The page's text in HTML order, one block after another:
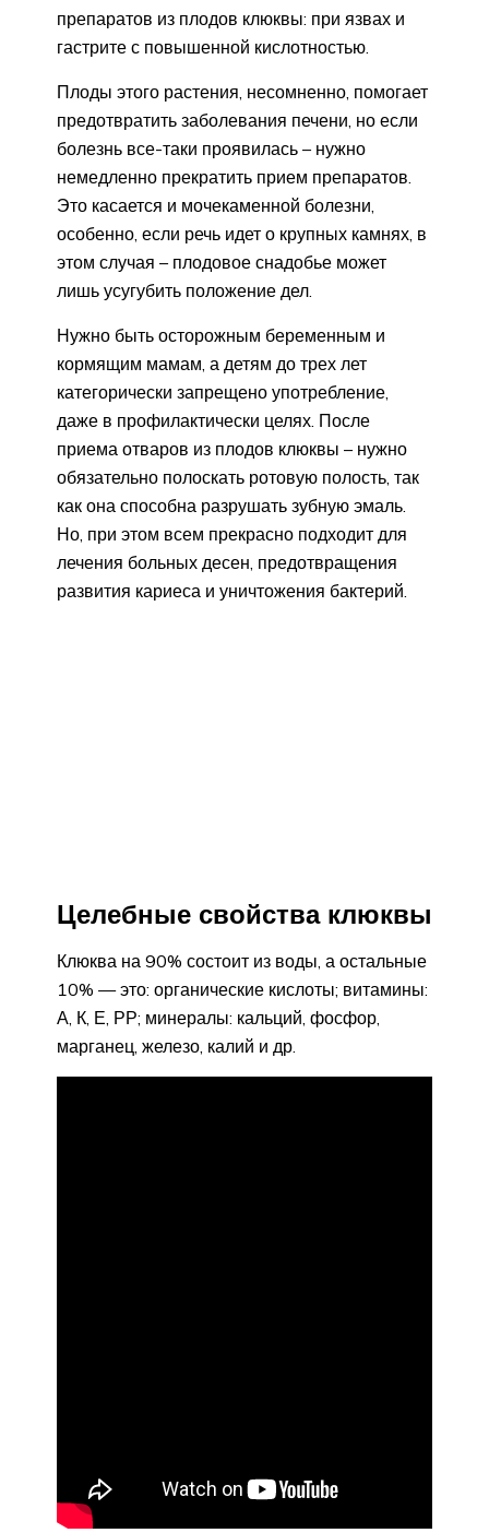
препаратов из плодов клюквы: при язвах и
гастрите с повышенной кислотностью.
Плоды этого растения, несомненно, помогает
предотвратить заболевания печени, но если
болезнь все-таки проявилась – нужно
немедленно прекратить прием препаратов.
Это касается и мочекаменной болезни,
особенно, если речь идет о крупных камнях, в
этом случая – плодовое снадобье может
лишь усугубить положение дел.
Нужно быть осторожным беременным и
кормящим мамам, а детям до трех лет
категорически запрещено употребление,
даже в профилактически целях. После
приема отваров из плодов клюквы – нужно
обязательно полоскать ротовую полость, так
как она способна разрушать зубную эмаль.
Но, при этом всем прекрасно подходит для
лечения больных десен, предотвращения
развития кариеса и уничтожения бактерий.
Целебные свойства клюквы
Клюква на 90% состоит из воды, а остальные
10% — это: органические кислоты; витамины:
А, К, Е, РР; минералы: кальций, фосфор,
марганец, железо, калий и др.